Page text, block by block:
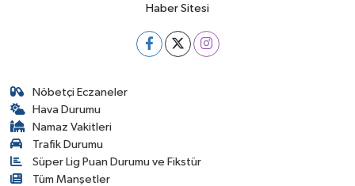
Haber Sitesi
Nöbetçi Eczaneler
Hava Durumu
Namaz Vakitleri
Trafik Durumu
Süper Lig Puan Durumu ve Fikstür
Tüm Manşetler